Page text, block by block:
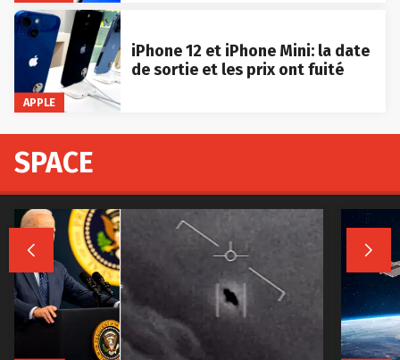
APPLE
iPhone 12 et iPhone Mini: la date
de sortie et les prix ont fuité
SPACE
 